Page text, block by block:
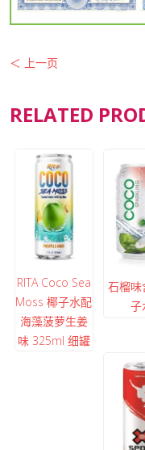
＜ 上一页
RELATED
RITA Coco Sea
Moss 椰子水配
海藻菠萝生姜
味 325ml 细罐
石榴味
子